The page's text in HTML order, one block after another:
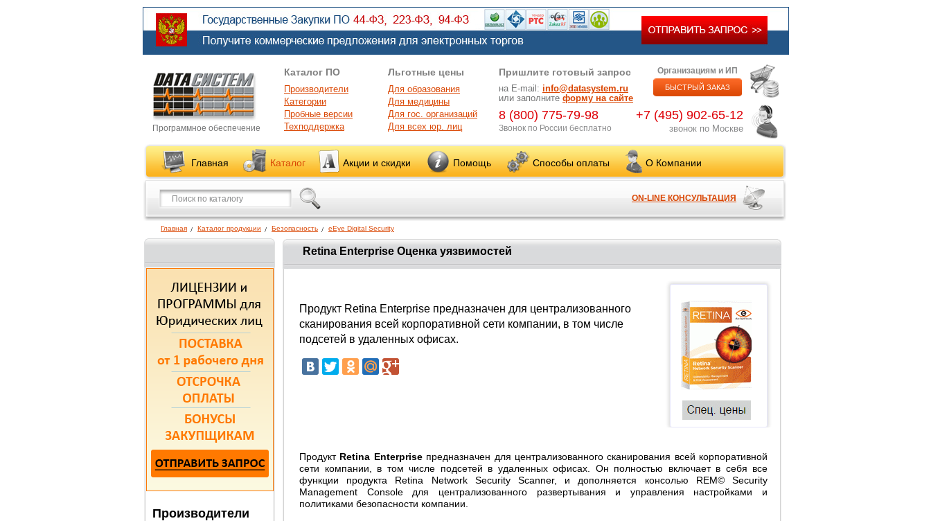
Программное обеспечение
Каталог ПО
Производители
Категории
Пробные версии
Техподдержка
Льготные цены
Для образования
Для медицины
Для гос. организаций
Для всех юр. лиц
Пришлите готовый запрос
на E-mail: info@datasystem.ru
или заполните форму на сайте
8 (800) 775-79-98
Звонок по России бесплатно
Организациям и ИП
БЫСТРЫЙ ЗАКАЗ
+7 (495) 902-65-12
звонок по Москве
Главная Каталог Акции и скидки Помощь Способы оплаты О Компании
ON-LINE КОНСУЛЬТАЦИЯ
Главная Каталог продукции Безопасность eEye Digital Security
Производители
Retina Enterprise Оценка уязвимостей
Продукт Retina Enterprise предназначен для централизованного
сканирования всей корпоративной сети компании, в том числе
подсетей в удаленных офисах.
Продукт Retina Enterprise предназначен для централизованного сканирования всей корпоративной
сети компании, в том числе подсетей в удаленных офисах. Он полностью включает в себя все
функции продукта Retina Network Security Scanner, и дополняется консолью REM© Security
Management Console для централизованного развертывания и управления настройками и
политиками безопасности компании.